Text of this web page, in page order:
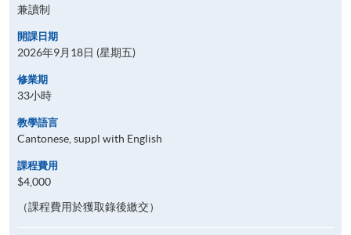
兼讀制
開課日期
2026年9月18日 (星期五)
修業期
33小時
教學語言
Cantonese, suppl with English
課程費用
$4,000
（課程費用於獲取錄後繳交）